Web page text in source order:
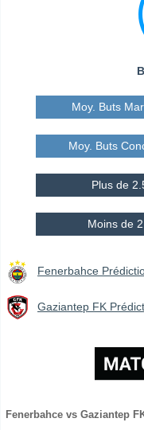
Moy. Buts
Moy. Buts
Plus de
Moins de
Fenerbahce
Gaziantep FK
Fenerbahce vs Gaziantep